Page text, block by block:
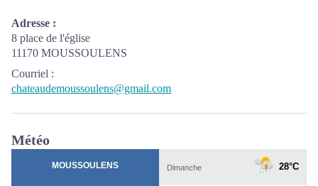
Adresse :
8 place de l'église
11170 MOUSSOULENS
Courriel :
chateaudemoussoulens@gmail.com
Météo